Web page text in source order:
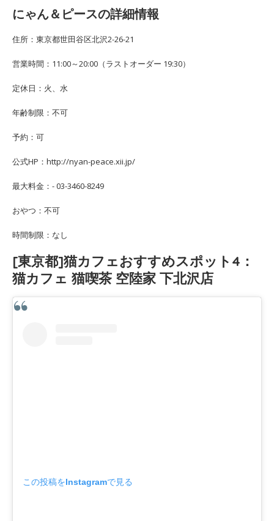
にゃん＆ピースの詳細情報
住所：東京都世田谷区北沢2-26-21
営業時間：11:00～20:00（ラストオーダー 19:30）
定休日：火、水
年齢制限：不可
予約：可
公式HP：http://nyan-peace.xii.jp/
最大料金：- 03-3460-8249
おやつ：不可
時間制限：なし
[東京都]猫カフェおすすめスポット4：
猫カフェ 猫喫茶 空陸家 下北沢店
この投稿をInstagramで見る